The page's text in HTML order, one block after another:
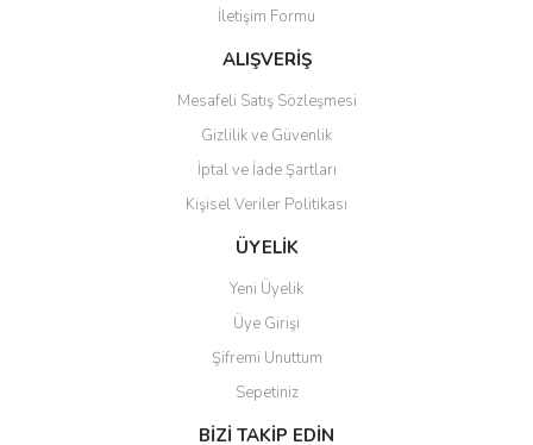
Ürün fiyatı diğer sitelerden daha pahalı.
Bu ürüne benzer farklı alternatifler olmalı.
Gönder
İletişim Formu
ALIŞVERİŞ
Mesafeli Satış Sözleşmesi
Gizlilik ve Güvenlik
İptal ve İade Şartları
Kişisel Veriler Politikası
ÜYELİK
Yeni Üyelik
Üye Girişi
Şifremi Unuttum
Sepetiniz
BİZİ TAKİP EDİN